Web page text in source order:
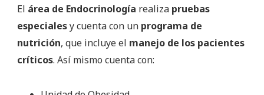
El área de Endocrinología realiza pruebas
especialesy cuenta con un programa de
nutrición, que incluye el manejo de los pacientes
críticos. Así mismo cuenta con: